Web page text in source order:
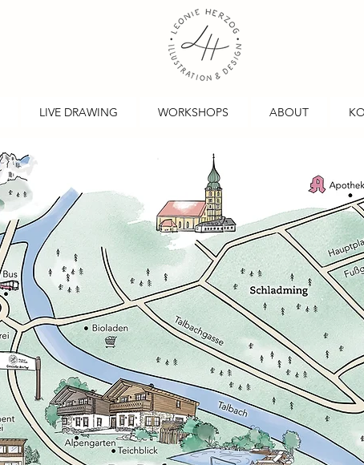
LIVE DRAWING WORKSHOPS ABOUT